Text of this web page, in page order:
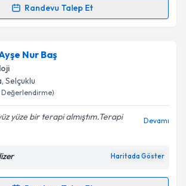
işlenmesini kabul ediyorum.
Randevu Talep Et
Takvimi Talebi
Selçuk Duman
Size bu uzmandan randevu almanız
hazırlandığında e-posta ile
Nur Baş
, Selçuklu
Değerlendirme)
yüze bir terapi almıştım.Terapi
Devamı
Haritada Göster